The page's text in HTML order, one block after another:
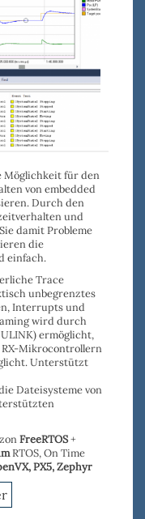
Möglichkeit für den
von embedded
Durch den
und
Sie damitProbleme
die
einfach.
Trace
unbegrenztes
Interrupts und
wird durch
) ermöglicht,
RX-Mikrocontrollern
Unterstützt
Dateisystemevon
FreeRTOS+
RTOS, On Time
PX5, Zephyr